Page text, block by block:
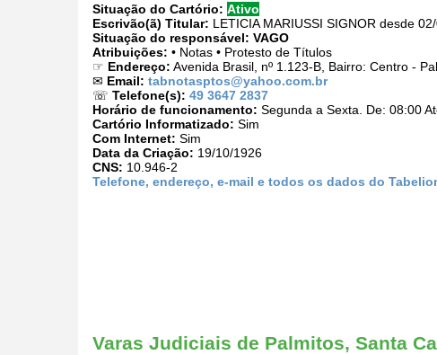
Situação do Cartório: Ativo
Escrivão(ã) Titular: LETICIA MARIUSSI SIGNOR desde
Situação do responsável: VAGO
Atribuições: • Notas • Protesto de Títulos
☞ Endereço: Avenida Brasil, nº 1.123-B, Bairro: Centro -
✉ Email: tabnotasptos@yahoo.com.br
☏ Telefone(s): 49 3647 2837
Horário de funcionamento: Segunda a Sexta. De: 08:00
Cartório Informatizado: Sim
Com Internet: Sim
Data da Criação: 19/10/1926
CNS: 10.946-2
Telefone, endereço, e-mail e todos os dados do
Varas Judiciais de Palmitos, Santa